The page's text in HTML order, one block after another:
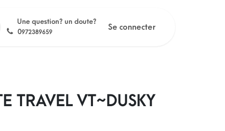
Une question? un doute?
0972389659
Se connecter
TRAVEL VT~DUSKY